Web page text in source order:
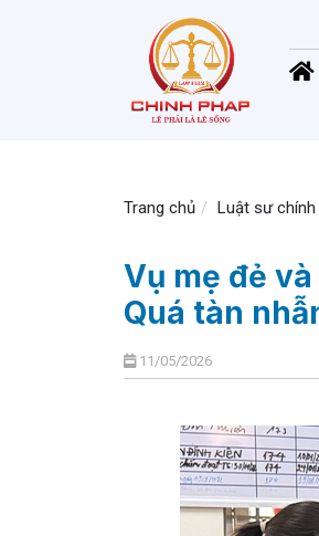
Trang chủ Luật sư chính
Vụ mẹ đẻ
Quá tàn
11/05/2026